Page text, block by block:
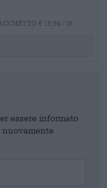
€ 18,94 / St.
essere informato